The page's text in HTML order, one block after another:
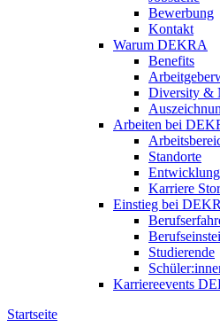
Bewerbung
Kontakt
Warum DEKRA
Benefits
Diversity &
Arbeiten bei
Standorte
Karriere
Einstieg bei
Studierende
Karriereevents
Startseite